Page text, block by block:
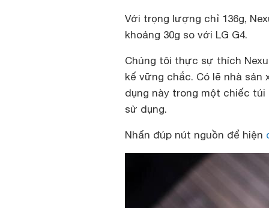
Với trọng lượng chỉ 136g,
khoảng 30g so với LG G4.
Chúng tôi thực sự thích
kế vững chắc. Có lẽ nhà
dụng này trong một chiếc
sử dụng.
Nhấn đúp nút nguồn để hiện